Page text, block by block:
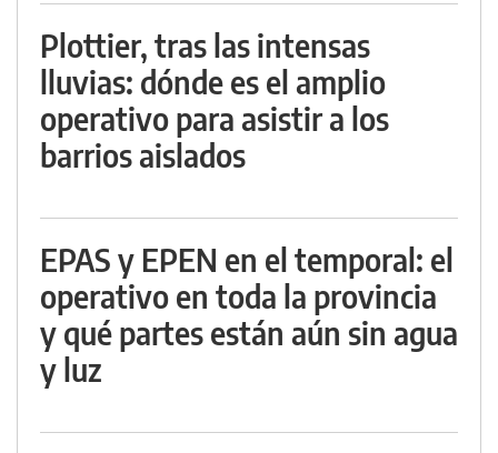
Plottier, tras las intensas
lluvias: dónde es el amplio
operativo para asistir a los
barrios aislados
EPAS y EPEN en el temporal: el
operativo en toda la provincia
y qué partes están aún sin agua
y luz